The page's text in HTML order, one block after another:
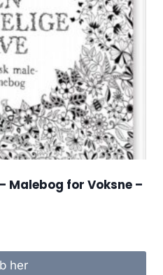
Malebog for Voksne –
her